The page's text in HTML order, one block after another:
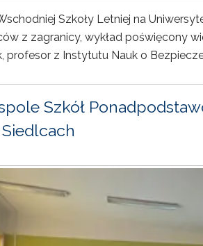
Szkoły Letniej na
z zagranicy, wykład poświęcony
profesor z Instytutu Nauk o
Szkół